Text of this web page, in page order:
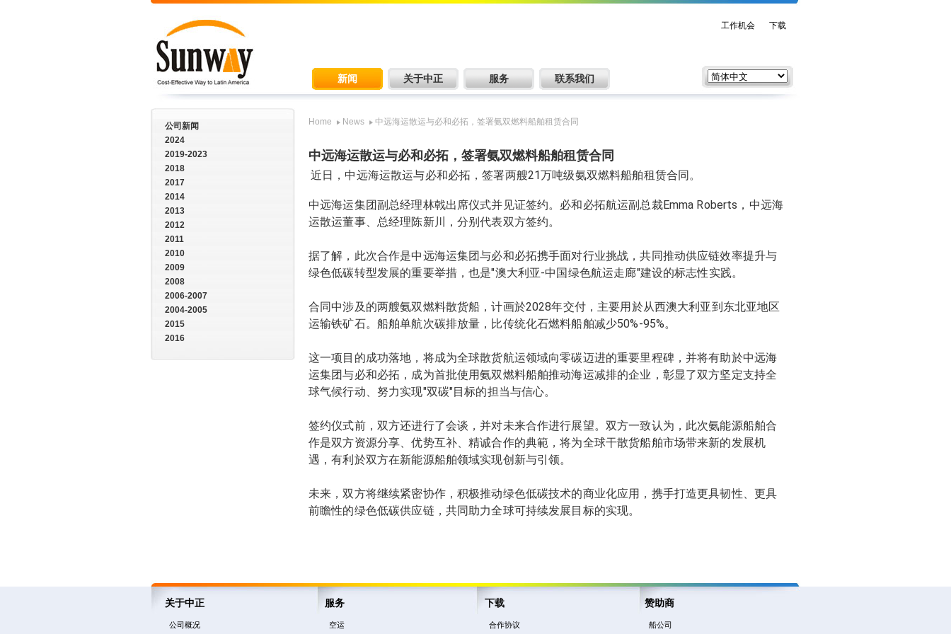
工作机会 下载
新闻 关于中正 服务 联系我们
公司新闻
2024
2019-2023
2018
2017
2014
2013
2012
2011
2010
2009
2008
2006-2007
2004-2005
2015
2016
Home News 中远海运散运与必和必拓，签署氨双燃料船舶租赁合同
中远海运散运与必和必拓，签署氨双燃料船舶租赁合同
近日，中远海运散运与必和必拓，签署两艘21万吨级氨双燃料船舶租赁合同。
中远海运集团副总经理林戟出席仪式并见证签约。必和必拓航运副总裁Emma Roberts，中远海
运散运董事、总经理陈新川，分别代表双方签约。
据了解，此次合作是中远海运集团与必和必拓携手面对行业挑战，共同推动供应链效率提升与
绿色低碳转型发展的重要举措，也是"澳大利亚-中国绿色航运走廊"建设的标志性实践。
合同中涉及的两艘氨双燃料散货船，计画於2028年交付，主要用於从西澳大利亚到东北亚地区
运输铁矿石。船舶单航次碳排放量，比传统化石燃料船舶减少50%-95%。
这一项目的成功落地，将成为全球散货航运领域向零碳迈进的重要里程碑，并将有助於中远海
运集团与必和必拓，成为首批使用氨双燃料船舶推动海运减排的企业，彰显了双方坚定支持全
球气候行动、努力实现"双碳"目标的担当与信心。
签约仪式前，双方还进行了会谈，并对未来合作进行展望。双方一致认为，此次氨能源船舶合
作是双方资源分享、优势互补、精诚合作的典範，将为全球干散货船舶市场带来新的发展机
遇，有利於双方在新能源船舶领域实现创新与引领。
未来，双方将继续紧密协作，积极推动绿色低碳技术的商业化应用，携手打造更具韧性、更具
前瞻性的绿色低碳供应链，共同助力全球可持续发展目标的实现。
关于中正
公司概况
服务
空运
下载
合作协议
赞助商
船公司